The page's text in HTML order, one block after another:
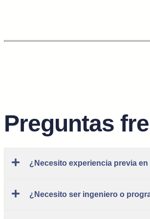
Preguntas
¿Necesito experiencia previa en
¿Necesito ser ingeniero o